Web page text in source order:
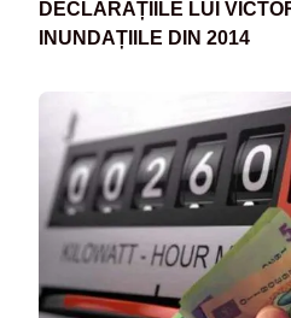
DECLARAȚIILE LUI
INUNDAȚIILE DIN 2014